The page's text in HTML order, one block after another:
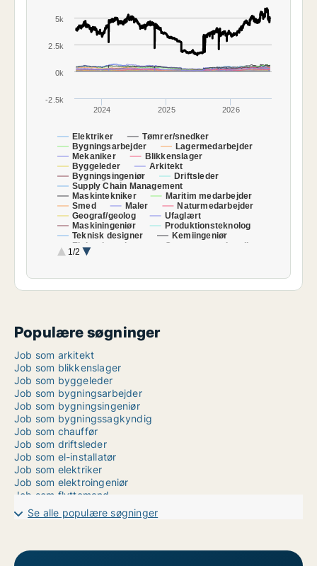
Elektriker
Tømrer/snedker
Bygningsarbejder
Lagermedarbejder
Mekaniker
Blikkenslager
Byggeleder
Arkitekt
Bygningsingeniør
Driftsleder
Supply Chain Management
Maskintekniker
Maritim medarbejder
Smed
Maler
Naturmedarbejder
Geograf/geolog
Ufaglært
Maskiningeniør
Produktionsteknolog
Teknisk designer
Kemiingeniør
Elektroingeniør
Gartner
Landbrug
Murer
1/2
2024 2025 2026
0k
5k
-2.5k
2.5k
Populære søgninger
Job som arkitekt
Job som blikkenslager
Job som byggeleder
Job som bygningsarbejder
Job som bygningsingeniør
Job som bygningssagkyndig
Job som chauffør
Job som driftsleder
Job som el-installatør
Job som elektriker
Job som elektroingeniør
Job som flyttemand
Job som gartner
Job som geograf/geolog
Job som konstruktør
Se alle populære søgninger